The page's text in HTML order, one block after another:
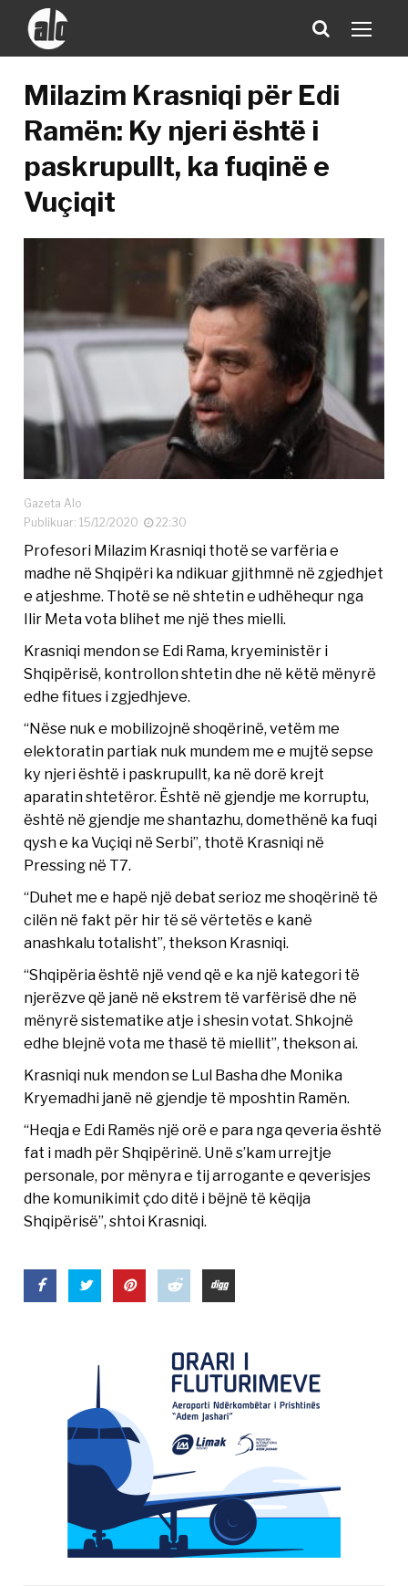
Milazim Krasniqi për Edi
Ramën: Ky njeri është i
paskrupullt, ka fuqinë e
Vuçiqit
Gazeta Alo
Publikuar: 15/12/2020
22:30
Profesori Milazim Krasniqi thotë se varfëria e
madhe në Shqipëri ka ndikuar gjithmnë në zgjedhjet
e atjeshme. Thotë se në shtetin e udhëhequr nga
Ilir Meta vota blihet me një thes mielli.
Krasniqi mendon se Edi Rama, kryeministër i
Shqipërisë, kontrollon shtetin dhe në këtë mënyrë
edhe fitues i zgjedhjeve.
“Nëse nuk e mobilizojnë shoqërinë, vetëm me
elektoratin partiak nuk mundem me e mujtë sepse
ky njeri është i paskrupullt, ka në dorë krejt
aparatin shtetëror. Është në gjendje me korruptu,
është në gjendje me shantazhu, domethënë ka fuqi
qysh e ka Vuçiqi në Serbi”, thotë Krasniqi në
Pressing në T7.
“Duhet me e hapë një debat serioz me shoqërinë të
cilën në fakt për hir të së vërtetës e kanë
anashkalu totalisht”, thekson Krasniqi.
“Shqipëria është një vend që e ka një kategori të
njerëzve që janë në ekstrem të varfërisë dhe në
mënyrë sistematike atje i shesin votat. Shkojnë
edhe blejnë vota me thasë të miellit”, thekson ai.
Krasniqi nuk mendon se Lul Basha dhe Monika
Kryemadhi janë në gjendje të mposhtin Ramën.
“Heqja e Edi Ramës një orë e para nga qeveria është
fat i madh për Shqipërinë. Unë s’kam urrejtje
personale, por mënyra e tij arrogante e qeverisjes
dhe komunikimit çdo ditë i bëjnë të këqija
Shqipërisë”, shtoi Krasniqi.